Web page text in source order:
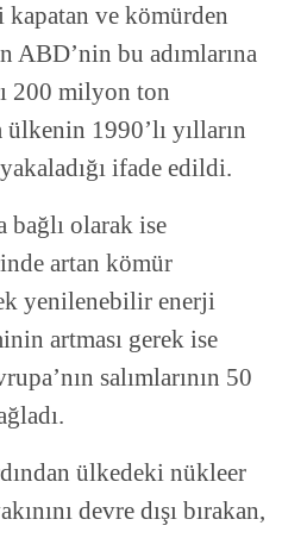
ve kömürden
bu adımlarına
200 milyon ton
1990’lı yılların
ifade edildi.
bağlı olarak ise
artan kömür
yenilenebilir enerji
artması gerek ise
salımlarının 50
ülkedeki nükleer
devre dışı bırakan,